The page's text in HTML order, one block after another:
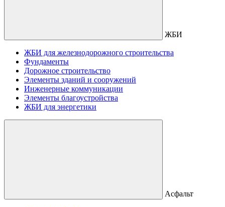
ЖБИ
ЖБИ для железнодорожного строительства
Фундаменты
Дорожное строительство
Элементы зданий и сооружений
Инженерные коммуникации
Элементы благоустройства
ЖБИ для энергетики
Асфальт